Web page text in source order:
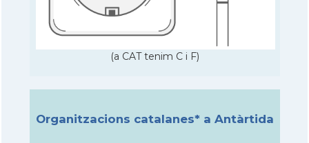
(a CAT tenim C i F)
Organitzacions catalanes* a Antàrtida